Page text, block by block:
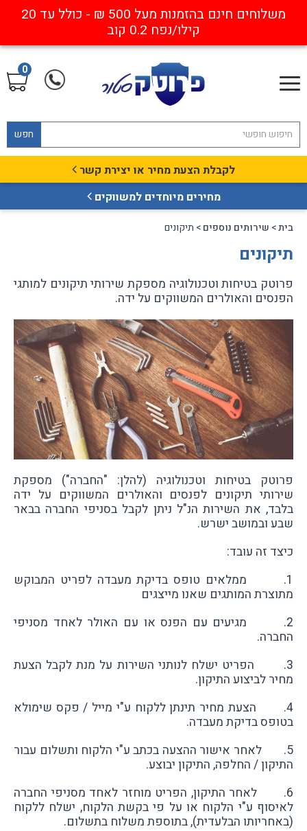
משלוחים חינם בהזמנות מעל 500 ₪ - כולל עד 20
קילו/נפח 0.2 קוב
חפש
0
לקבלת הצעת מחיר או יצירת קשר
מחירים מיוחדים למשווקים
בית> שירותים נוספים> תיקונים
תיקונים
פרוטק בטיחות וטכנולוגיה מספקת שירותי תיקונים למותגי
הפנסים והאולרים המשווקים על ידה.
פרוטק בטיחות וטכנולוגיה (להלן: "החברה") מספקת
שירותי תיקונים לפנסים והאולרים המשווקים על ידה
בלבד, את השירות הנ"ל ניתן לקבל בסניפי החברה בבאר
שבע ובמושב ישרש.
כיצד זה עובד:
1. ממלאים טופס בדיקת מעבדה לפריט המבוקש
מתוצרת המותגים שאנו מייצגים
2. מגיעים עם הפנס או עם האולר לאחד מסניפי
החברה.
3. הפריט ישלח לנותני השירות על מנת לקבל הצעת
מחיר לביצוע התיקון.
4. הצעת מחיר תינתן ללקוח ע"י מייל / פקס שימולא
בטופס בדיקת מעבדה.
5. לאחר אישור ההצעה בכתב ע"י הלקוח ותשלום עבור
התיקון / החלפה, התיקון יבוצע.
6. לאחר התיקון, הפריט מוחזר לאחד מסניפי החברה
לאיסוף ע"י הלקוח או על פי בקשת הלקוח, ישלח ללקוח
(באחריותו הבלעדית), בתוספת משלוח בתשלום.